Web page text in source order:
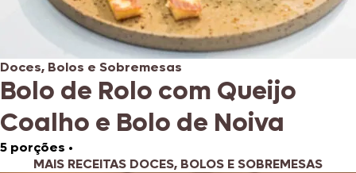
Doces, Bolos e Sobremesas
Bolo de Rolo com Queijo
Coalho e Bolo de Noiva
5 porções •
MAIS RECEITAS DOCES, BOLOS E SOBREMESAS